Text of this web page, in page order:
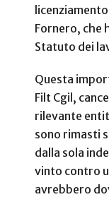
Fornero, che
Statuto dei
Questa
Filt Cgil,
rilevante
sono rimasti
dalla sola
vinto contro
avrebbero